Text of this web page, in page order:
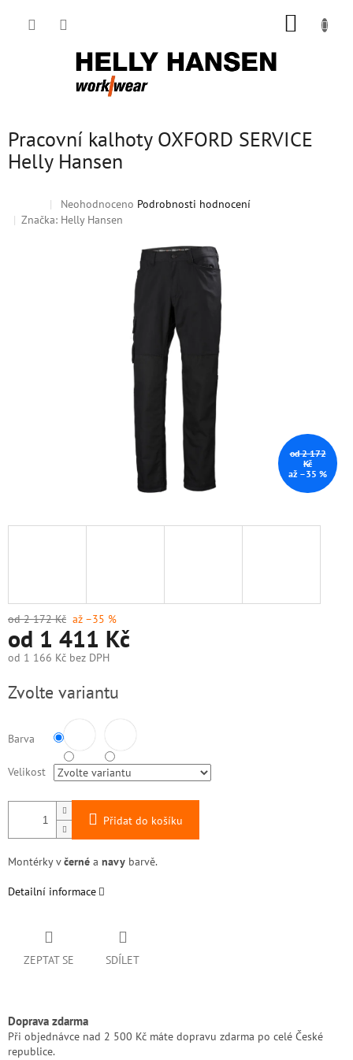
Pracovní kalhoty OXFORD SERVICE
Helly Hansen
Průměrné
hodnocení
Neohodnoceno Podrobnosti hodnocení
Značka: Helly Hansen
od 2 172
Kč
až –35 %
od 2 172 Kč až –35 %
od 1 411 Kč
od 1 166 Kč bez DPH
cena:
Zvolte variantu
Barva
Velikost
Přidat do košíku
Montérky včerné a navy barvě.
Detailní informace
ZEPTAT SE SDÍLET
Doprava zdarma
Při objednávce nad 2 500 Kč máte dopravu zdarma po celé České
republice.